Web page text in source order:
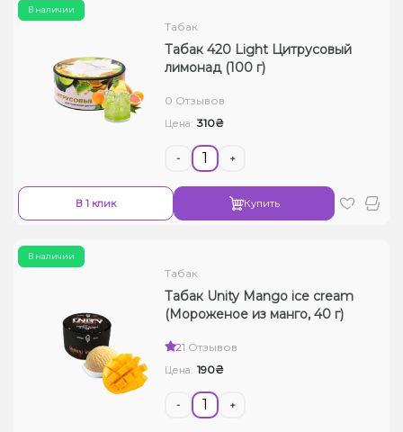
В наличии
Табак
Табак 420 Light Цитрусовый
лимонад (100 г)
0 Отзывов
Цена: 310₴
- +
В 1 клик Купить
В наличии
Табак
Табак Unity Mango ice cream
(Мороженое из манго, 40 г)
21 Отзывов
Цена: 190₴
- +